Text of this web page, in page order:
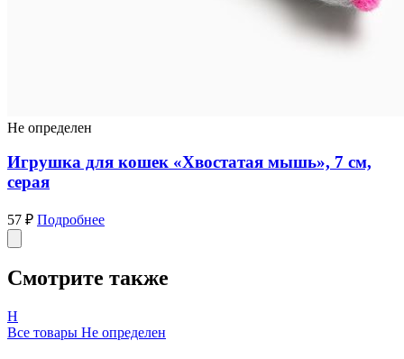
Не определен
Игрушка для кошек «Хвостатая мышь», 7 см,
серая
57 ₽ Подробнее
Смотрите также
Н
Все товары Не определен